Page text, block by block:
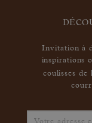
Invitation à
inspirations
coulisses de